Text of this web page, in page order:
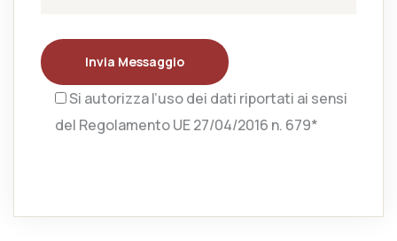
Invia Messaggio
Si autorizza l’uso dei dati riportati ai sensi
del Regolamento UE 27/04/2016 n. 679*